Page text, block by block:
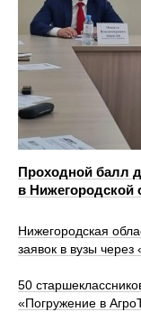
Проходной балл
в Нижегородской
Нижегородская
заявок в вузы через
50
«Погружение в